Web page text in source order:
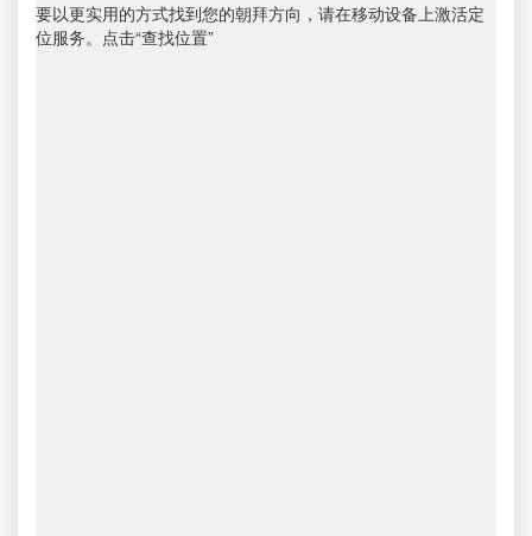
要以更实用的方式找到您的朝拜方向，请在移动设备上激活定
位服务。点击“查找位置”